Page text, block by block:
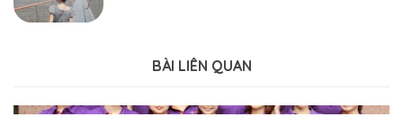
BÀI LIÊN QUAN